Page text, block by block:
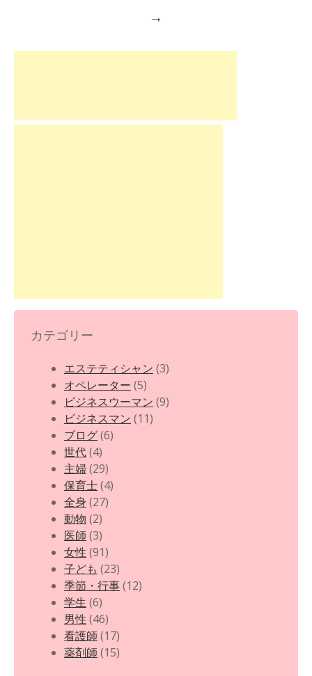
→
カテゴリー
エステティシャン (3)
オペレーター (5)
ビジネスウーマン (9)
ビジネスマン (11)
ブログ(6)
世代(4)
主婦(29)
保育士(4)
全身 (27)
動物 (2)
医師 (3)
女性 (91)
子ども (23)
季節・行事(12)
学生 (6)
男性 (46)
看護師 (17)
薬剤師 (15)